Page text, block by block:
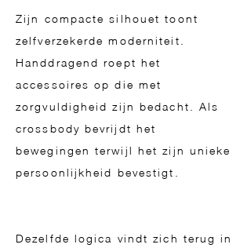
Zijn compacte silhouet toont
zelfverzekerde moderniteit.
Handdragend roept het
accessoires op die met
zorgvuldigheid zijn bedacht. Als
crossbody bevrijdt het
bewegingen terwijl het zijn unieke
persoonlijkheid bevestigt.
Dezelfde logica vindt zich terug in